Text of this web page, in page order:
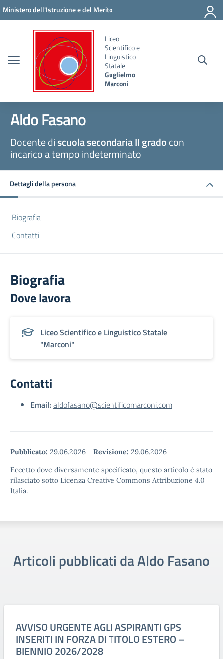
Vai ai contenuti
Vai al menu di navigazione
Vai al footer
Ministero dell'Istruzione e del Merito
Liceo
Scientifico e
Linguistico
Statale
Guglielmo
Marconi
Aldo Fasano
Docente discuola secondaria II gradocon
incarico a tempo indeterminato
Dettagli della persona
Biografia
Contatti
Biografia
Dove lavora
Liceo Scientifico e Linguistico Statale
"Marconi"
Contatti
Email: aldofasano@scientificomarconi.com
Pubblicato: 29.06.2026 - Revisione: 29.06.2026
Eccetto dove diversamente specificato, questo articolo è stato
rilasciato sotto Licenza Creative Commons Attribuzione 4.0
Italia.
Articoli pubblicati da Aldo Fasano
AVVISO URGENTE AGLI ASPIRANTI GPS
INSERITI IN FORZA DI TITOLO ESTERO –
BIENNIO 2026/2028